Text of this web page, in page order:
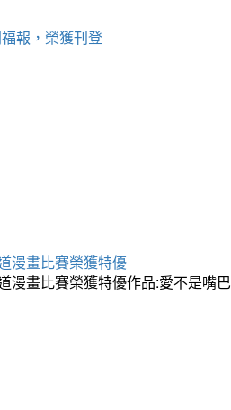
報，榮獲刊登
漫畫比賽榮獲特優
漫畫比賽榮獲特優作品:愛不是嘴